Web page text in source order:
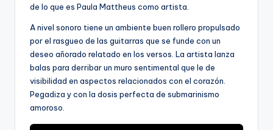
de lo que es Paula Mattheus como artista.
A nivel sonoro tiene un ambiente buen rollero propulsado
por el rasgueo de las guitarras que se funde con un
deseo añorado relatado en los versos. La artista lanza
balas para derribar un muro sentimental que le de
visibilidad en aspectos relacionados con el corazón.
Pegadiza y con la dosis perfecta de submarinismo
amoroso.